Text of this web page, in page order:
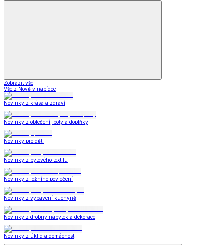
Zobrazit vše
Vše z Nově v nabídce
Novinky z krása a zdraví
Novinky z oblečení, boty a doplňky
Novinky pro děti
Novinky z bytového textilu
Novinky z ložního povlečení
Novinky z vybavení kuchyně
Novinky z drobný nábytek a dekorace
Novinky z úklid a domácnost